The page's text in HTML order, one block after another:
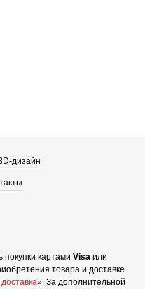
дизайн
картами Visa или
товара и доставке
». За дополнительной